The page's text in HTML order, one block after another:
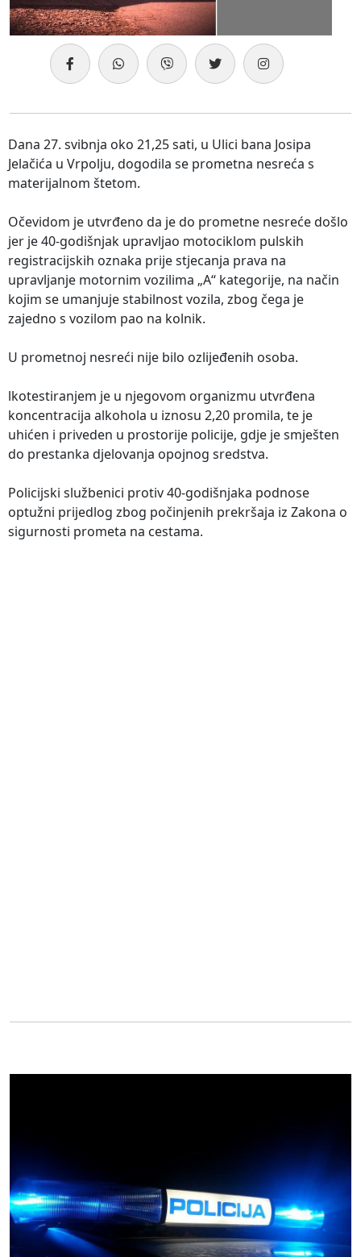
Dana 27. svibnja oko 21,25 sati, u Ulici bana Josipa
Jelačića u Vrpolju, dogodila se prometna nesreća s
materijalnom štetom.
Očevidom je utvrđeno da je do prometne nesreće došlo
jer je 40-godišnjak upravljao motociklom pulskih
registracijskih oznaka prije stjecanja prava na
upravljanje motornim vozilima „A“ kategorije, na način
kojim se umanjuje stabilnost vozila, zbog čega je
zajedno s vozilom pao na kolnik.
U prometnoj nesreći nije bilo ozlijeđenih osoba.
lkotestiranjem je u njegovom organizmu utvrđena
koncentracija alkohola u iznosu 2,20 promila, te je
uhićen i priveden u prostorije policije, gdje je smješten
do prestanka djelovanja opojnog sredstva.
Policijski službenici protiv 40-godišnjaka podnose
optužni prijedlog zbog počinjenih prekršaja iz Zakona o
sigurnosti prometa na cestama.